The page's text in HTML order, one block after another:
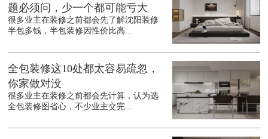
题必须问，少一个都可能亏大
很多业主在装修之前都会先了解沈阳装修
半包多钱，半包装修因性价比高...
全包装修这10处都太容易疏忽，
你家做对没
很多业主在装修之前都会先计算，认为选
全包装修图省心，不少业主交完...